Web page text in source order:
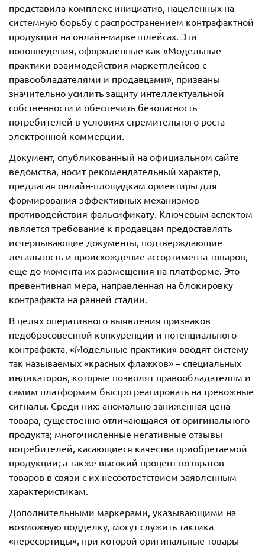
представила комплекс инициатив, нацеленных на
системную борьбу с распространением контрафактной
продукции на онлайн-маркетплейсах. Эти
нововведения, оформленные как «Модельные
практики взаимодействия маркетплейсов с
правообладателями и продавцами», призваны
значительно усилить защиту интеллектуальной
собственности и обеспечить безопасность
потребителей в условиях стремительного роста
электронной коммерции.
Документ, опубликованный на официальном сайте
ведомства, носит рекомендательный характер,
предлагая онлайн-площадкам ориентиры для
формирования эффективных механизмов
противодействия фальсификату. Ключевым аспектом
является требование к продавцам предоставлять
исчерпывающие документы, подтверждающие
легальность и происхождение ассортимента товаров,
еще до момента их размещения на платформе. Это
превентивная мера, направленная на блокировку
контрафакта на ранней стадии.
В целях оперативного выявления признаков
недобросовестной конкуренции и потенциального
контрафакта, «Модельные практики» вводят систему
так называемых «красных флажков» – специальных
индикаторов, которые позволят правообладателям и
самим платформам быстро реагировать на тревожные
сигналы. Среди них: аномально заниженная цена
товара, существенно отличающаяся от оригинального
продукта; многочисленные негативные отзывы
потребителей, касающиеся качества приобретаемой
продукции; а также высокий процент возвратов
товаров в связи с их несоответствием заявленным
характеристикам.
Дополнительными маркерами, указывающими на
возможную подделку, могут служить тактика
«пересортицы», при которой оригинальные товары